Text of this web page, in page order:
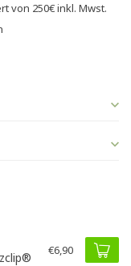
von 250€inkl. Mwst.
€6,90